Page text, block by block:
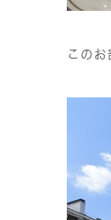
このお